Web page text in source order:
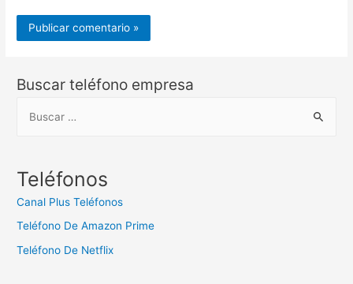
Buscar teléfono empresa
c
Teléfonos
Canal Plus Teléfonos
Teléfono De Amazon Prime
Teléfono De Netflix